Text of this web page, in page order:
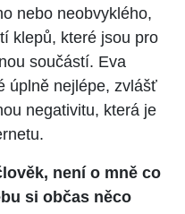
nebo neobvyklého,
klepů, které jsou pro
součástí. Eva
úplně nejlépe, zvlášť
negativitu, která je
není o mně co
si občas něco